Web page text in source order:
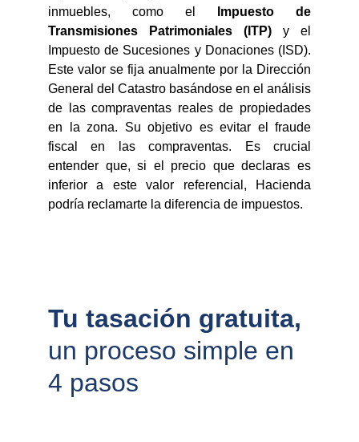
inmuebles, como el
Impuesto de
Transmisiones Patrimoniales (ITP) y el
Impuesto de Sucesiones y Donaciones (ISD).
Este valor se fija anualmente por la Dirección
General del Catastro basándose en el análisis
de las compraventas reales de propiedades
en la zona. Su objetivo es evitar el fraude
fiscal en las compraventas. Es crucial
entender que, si el precio que declaras es
inferior a este valor referencial, Hacienda
podría reclamarte la diferencia de impuestos.
Tu tasación gratuita,
un proceso simple en
4 pasos